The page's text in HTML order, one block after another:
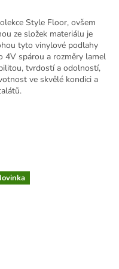
Style Floor, ovšem
ze složek materiálu je
tyto vinylové podlahy
4V spárou a rozměry lamel
tvrdostí a odolností,
ve skvělé kondici a